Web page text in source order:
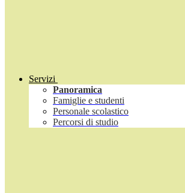
Servizi
Panoramica
Famiglie e studenti
Personale scolastico
Percorsi di studio